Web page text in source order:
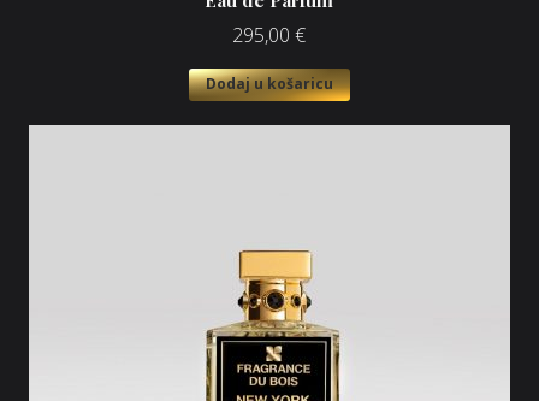
295,00 €
Dodaj u košaricu